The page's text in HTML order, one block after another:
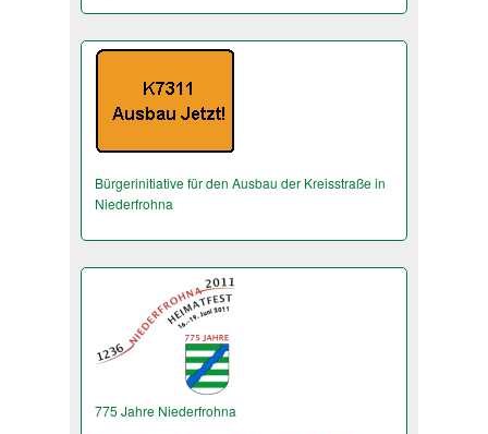
Bürgerinitiative für den Ausbau der Kreisstraße in
Niederfrohna
775 Jahre Niederfrohna